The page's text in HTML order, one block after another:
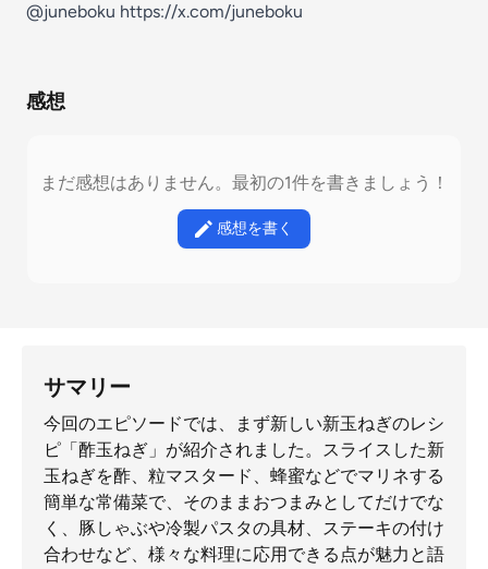
@juneboku https://x.com/juneboku
感想
まだ感想はありません。最初の1件を書きましょう！
感想を書く
サマリー
今回のエピソードでは、まず新しい新玉ねぎのレシ
ピ「酢玉ねぎ」が紹介されました。スライスした新
玉ねぎを酢、粒マスタード、蜂蜜などでマリネする
簡単な常備菜で、そのままおつまみとしてだけでな
く、豚しゃぶや冷製パスタの具材、ステーキの付け
合わせなど、様々な料理に応用できる点が魅力と語